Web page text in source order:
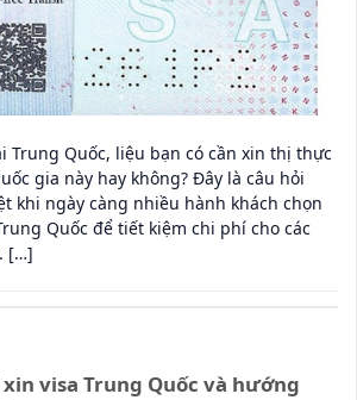
Trung Quốc, liệu bạn có cần xin thị thực
gia này hay không? Đây là câu hỏi
khi ngày càng nhiều hành khách chọn
Quốc để tiết kiệm chi phí cho các
[…]
visa Trung Quốc và hướng